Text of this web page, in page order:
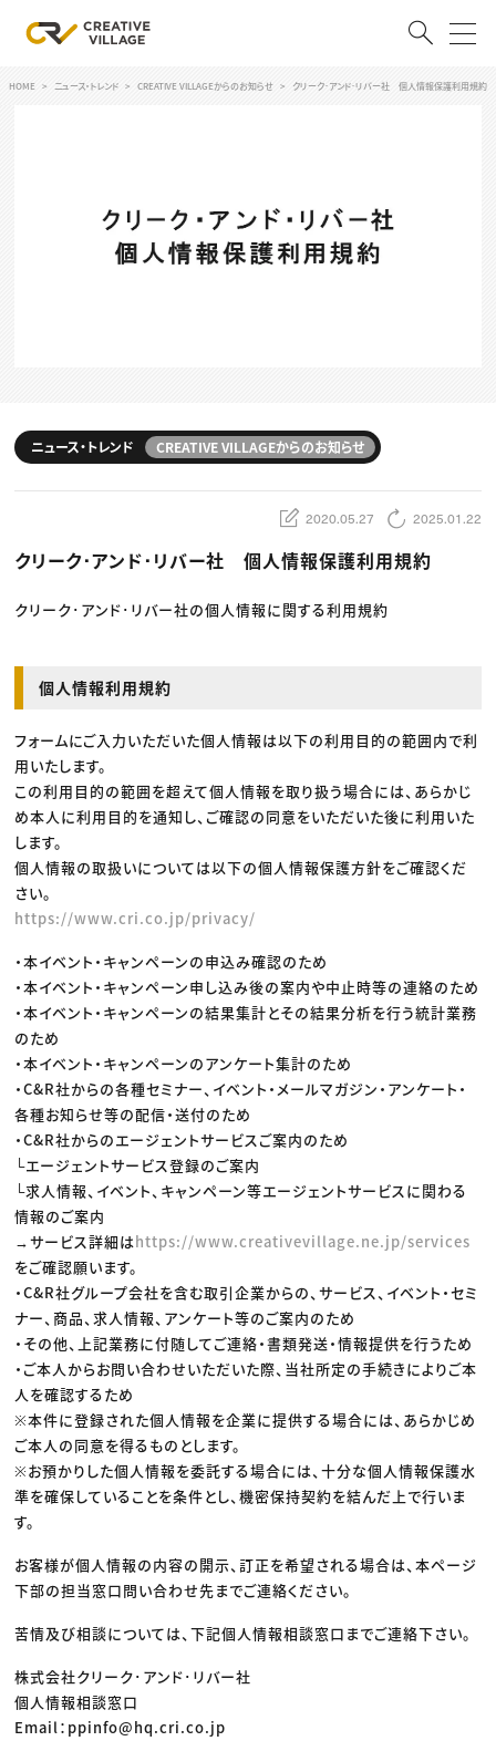
クリエイター求人を探す
スキルアップしたい！ トップ
デザイン
動画配信・映像制作
ディレクション
業界解説・キャリア事情
TOP Creator’s コラム
ゲームクリエイター
映像クリエイター
クリエイターインタビュー
ニュース・トレンド トップ
広告
出版
HOME ニュース・トレンド CREATIVE VILLAGEからのお知らせ クリーク･アンド･リバー社 個人情報保護利用規約
ニュース・トレンド CREATIVE VILLAGEからのお知らせ
2020.05.27 2025.01.22
クリーク･アンド･リバー社 個人情報保護利用規約
クリーク･アンド･リバー社の個人情報に関する利用規約
個人情報利用規約
フォームにご入力いただいた個人情報は以下の利用目的の範囲内で利
用いたします。
この利用目的の範囲を超えて個人情報を取り扱う場合には、あらかじ
め本人に利用目的を通知し、ご確認の同意をいただいた後に利用いた
します。
個人情報の取扱いについては以下の個人情報保護方針をご確認くだ
さい。
https://www.cri.co.jp/privacy/
・本イベント・キャンペーンの申込み確認のため
・本イベント・キャンペーン申し込み後の案内や中止時等の連絡のため
・本イベント・キャンペーンの結果集計とその結果分析を行う統計業務
のため
・本イベント・キャンペーンのアンケート集計のため
・C&R社からの各種セミナー、イベント・メールマガジン・アンケート・
各種お知らせ等の配信・送付のため
・C&R社からのエージェントサービスご案内のため
└エージェントサービス登録のご案内
└求人情報、イベント、キャンペーン等エージェントサービスに関わる
情報のご案内
→サービス詳細はhttps://www.creativevillage.ne.jp/services
をご確認願います。
・C&R社グループ会社を含む取引企業からの、サービス、イベント・セミ
ナー、商品、求人情報、アンケート等のご案内のため
・その他、上記業務に付随してご連絡・書類発送・情報提供を行うため
・ご本人からお問い合わせいただいた際、当社所定の手続きによりご本
人を確認するため
※本件に登録された個人情報を企業に提供する場合には、あらかじめ
ご本人の同意を得るものとします。
※お預かりした個人情報を委託する場合には、十分な個人情報保護水
準を確保していることを条件とし、機密保持契約を結んだ上で行いま
す。
お客様が個人情報の内容の開示、訂正を希望される場合は、本ページ
下部の担当窓口問い合わせ先までご連絡ください。
苦情及び相談については、下記個人情報相談窓口までご連絡下さい。
株式会社クリーク･アンド･リバー社
個人情報相談窓口
Email：ppinfo@hq.cri.co.jp